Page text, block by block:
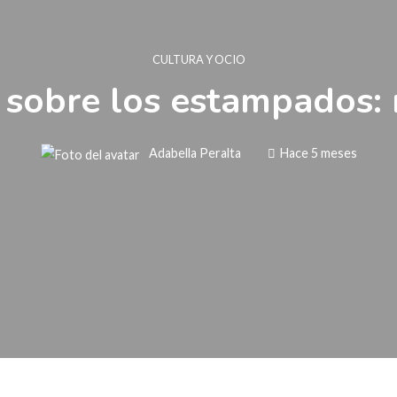
CULTURA Y OCIO
los estampados:
Adabella Peralta Hace 5 meses